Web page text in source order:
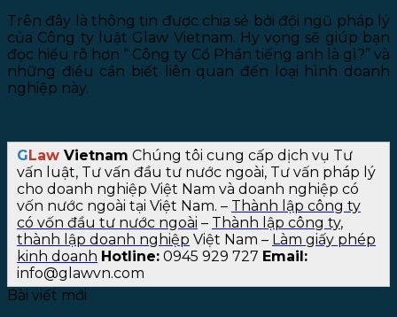
Trên đây là thông tin được chia sẻ bởi đội ngũ pháp lý
của Công ty luật Glaw Vietnam. Hy vọng sẽ giúp bạn
đọc hiểu rõ hơn “ Công ty Cổ Phần tiếng anh là gì?” và
những điều cần biết liên quan đến loại hình doanh
nghiệp này.
GLaw Vietnam Chúng tôi cung cấp dịch vụ Tư
vấn luật, Tư vấn đầu tư nước ngoài, Tư vấn pháp lý
cho doanh nghiệp Việt Nam và doanh nghiệp có
vốn nước ngoài tại Việt Nam. – Thành lập công ty
có vốn đầu tư nước ngoài – Thành lập công ty,
thành lập doanh nghiệp Việt Nam – Làm giấy phép
kinh doanh Hotline: 0945 929 727 Email:
info@glawvn.com
Bài viết mới